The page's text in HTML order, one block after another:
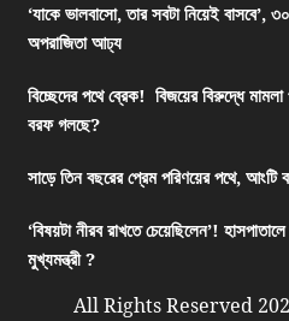
‘যাকে ভালবাসো, তার সবটা নিয়েই বাসবে’,
অপরাজিতা আঢ্য
বিচ্ছেদের পথে ব্রেক! বিজয়ের বিরুদ্ধে
বরফ গলছে?
সাড়ে তিন বছরের প্রেম পরিণয়ের পথে,
‘বিষয়টা নীরব রাখতে চেয়েছিলেন’!
মুখ্যমন্ত্রী ?
All Rights Reserved